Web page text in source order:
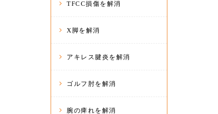
TFCC損傷を解消
X脚を解消
アキレス腱炎を解消
ゴルフ肘を解消
腕の痺れを解消